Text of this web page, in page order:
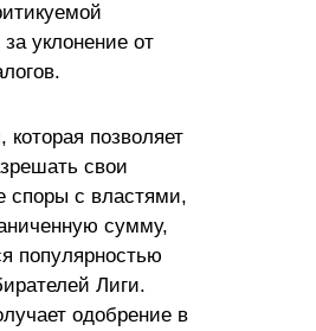
уклонение от
которая позволяет
свои
споры с властями,
сумму,
популярностью
Лиги.
одобрение в